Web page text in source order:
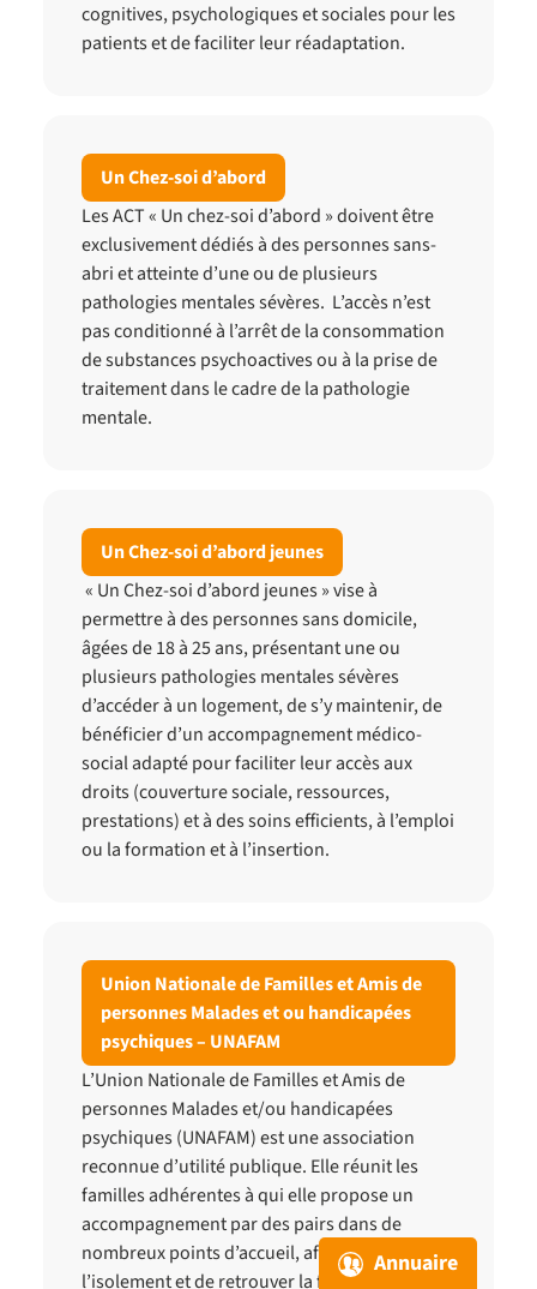
cognitives, psychologiques et sociales pour les
patients et de faciliter leur réadaptation.
Un Chez-soi d’abord
Les ACT « Un chez-soi d’abord » doivent être
exclusivement dédiés à des personnes sans-
abri et atteinte d’une ou de plusieurs
pathologies mentales sévères. L’accès n’est
pas conditionné à l’arrêt de la consommation
de substances psychoactives ou à la prise de
traitement dans le cadre de la pathologie
mentale.
Un Chez-soi d’abord jeunes
« Un Chez-soi d’abord jeunes » vise à
permettre à des personnes sans domicile,
âgées de 18 à 25 ans, présentant une ou
plusieurs pathologies mentales sévères
d’accéder à un logement, de s’y maintenir, de
bénéficier d’un accompagnement médico-
social adapté pour faciliter leur accès aux
droits (couverture sociale, ressources,
prestations) et à des soins efficients, à l’emploi
ou la formation et à l’insertion.
Union Nationale de Familles et Amis de
personnes Malades et ou handicapées
psychiques – UNAFAM
L’Union Nationale de Familles et Amis de
personnes Malades et/ou handicapées
psychiques (UNAFAM) est une association
reconnue d’utilité publique. Elle réunit les
familles adhérentes à qui elle propose un
accompagnement par des pairs dans de
nombreux points d’accueil, afin de rompre
l’isolement et de retrouver la force d’avancer.
Annuaire